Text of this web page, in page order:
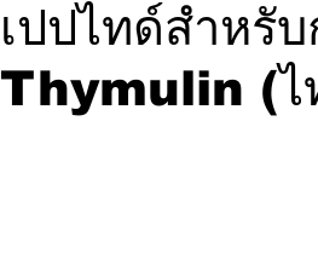
เปปไทด์สำหรั
Thymulin (ไ